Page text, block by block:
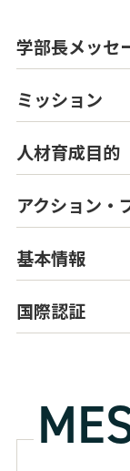
学部長メッセ
ミッション
人材育成目的
アクション・
基本情報
国際認証